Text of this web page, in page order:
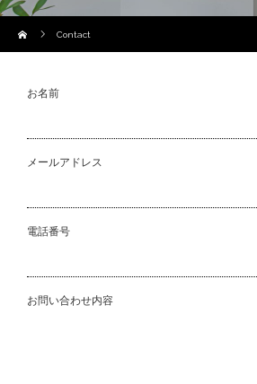
Contact
お名前
メールアドレス
電話番号
お問い合わせ内容